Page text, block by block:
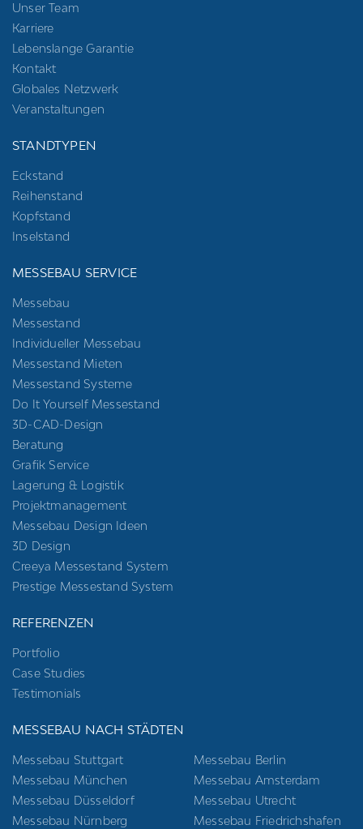
Unser Team
Karriere
Lebenslange Garantie
Kontakt
Globales Netzwerk
Veranstaltungen
STANDTYPEN
Eckstand
Reihenstand
Kopfstand
Inselstand
MESSEBAU SERVICE
Messebau
Messestand
Individueller Messebau
Messestand Mieten
Messestand Systeme
Do It Yourself Messestand
3D-CAD-Design
Beratung
Grafik Service
Lagerung & Logistik
Projektmanagement
Messebau Design Ideen
3D Design
Creeya Messestand System
Prestige Messestand System
REFERENZEN
Portfolio
Case Studies
Testimonials
MESSEBAU NACH STÄDTEN
Messebau Stuttgart
Messebau München
Messebau Düsseldorf
Messebau Nürnberg
Messebau Berlin
Messebau Amsterdam
Messebau Utrecht
Messebau Friedrichshafen